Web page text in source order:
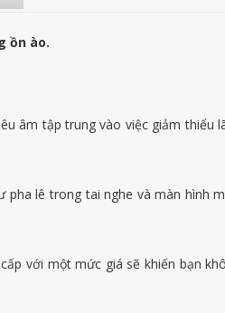
ồn ào.
âm tập trung vào việc giảm thiểu
lê trong tai nghe và màn hình
với một mức giá sẽ khiến bạn